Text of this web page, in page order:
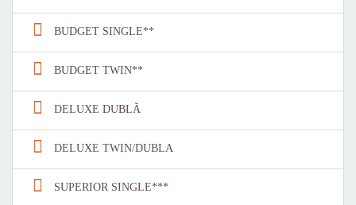
BUDGET SINGLE**
BUDGET TWIN**
DELUXE DUBLĂ
DELUXE TWIN/DUBLA
SUPERIOR SINGLE***